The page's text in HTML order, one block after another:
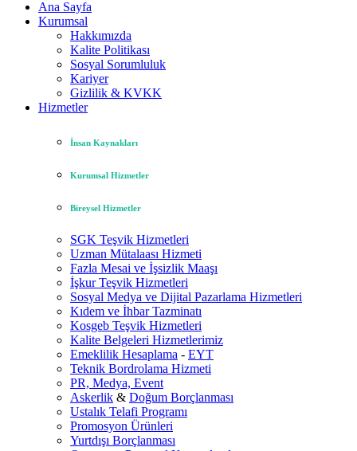
Ana Sayfa
Kurumsal
Hakkımızda
Kalite Politikası
Sosyal Sorumluluk
Kariyer
Gizlilik & KVKK
Hizmetler
İnsan Kaynakları
Kurumsal Hizmetler
Bireysel Hizmetler
SGK Teşvik Hizmetleri
Uzman Mütalaası Hizmeti
Fazla Mesai ve İşsizlik Maaşı
İşkur Teşvik Hizmetleri
Sosyal Medya ve Dijital Pazarlama Hizmetleri
Kıdem ve İhbar Tazminatı
Kosgeb Teşvik Hizmetleri
Kalite Belgeleri Hizmetlerimiz
Emeklilik Hesaplama - EYT
Teknik Bordrolama Hizmeti
PR, Medya, Event
Askerlik & Doğum Borçlanması
Ustalık Telafi Programı
Promosyon Ürünleri
Yurtdışı Borçlanması